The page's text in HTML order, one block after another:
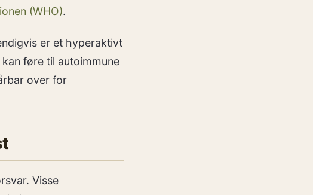
(WHO).
er et hyperaktivt
føre til autoimmune
over for
Visse